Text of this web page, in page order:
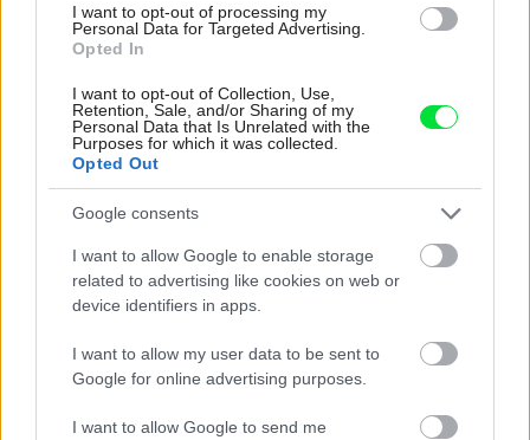
I want to opt-out of processing my
Personal Data for Targeted Advertising.
Opted In
I want to opt-out of Collection, Use,
Retention, Sale, and/or Sharing of my
Personal Data that Is Unrelated with the
Purposes for which it was collected.
Opted Out
Google consents
I want to allow Google to enable storage
related to advertising like cookies on web or
device identifiers in apps.
I want to allow my user data to be sent to
Google for online advertising purposes.
I want to allow Google to send me